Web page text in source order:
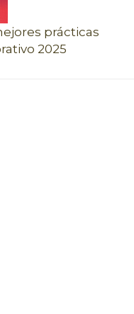
prácticas
2025